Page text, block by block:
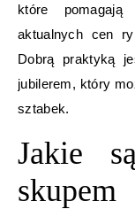
które
aktualnych cen
Dobrą praktyką
jubilerem, który
sztabek.
Jakie